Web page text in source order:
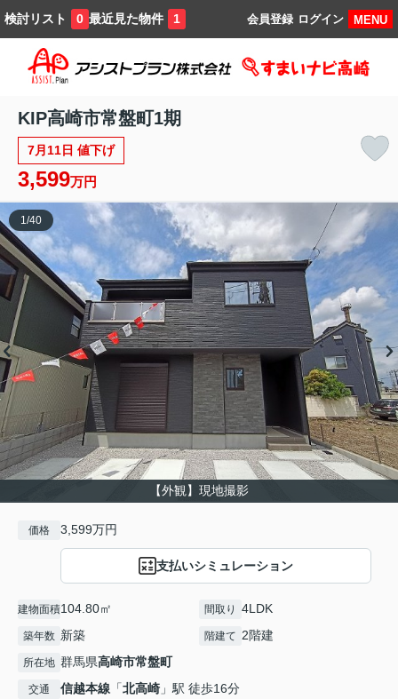
検討リスト 0 最近見た物件 1 MENU
ログイン
会員登録
KIP高崎市常盤町1期
7月11日 値下げ
3,599万円
【外観】現地撮影
1 /40
価格 3,599万円
支払いシミュレーション
建物面積104.80㎡ 間取り 4LDK
築年数 新築 階建て 2階建
所在地 群馬県高崎市常盤町
交通 信越本線 「北高崎 」駅 徒歩16分